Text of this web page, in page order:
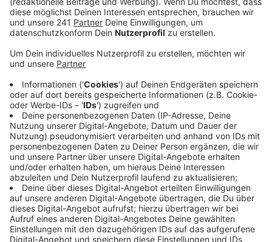
Bayer-Junioren sind gut drauf.
Veröffentlicht:Dienstag, 30.04.2024 13:27
Anzeige
Sie haben in der Saison bislang noch kein Ligaspiel
verloren und ihre Gruppe als Erster abgeschlossen. Das
Spiel startet um 13 Uhr 15 im Ulrich-Haberland-
Stadion, direkt neben der BayArena. Tickets gibt es im
Onlineshop, außerdem soll es eine Tageskasse geben.
Das Finale findet am xx statt. Für die U17 wäre es die
dritte Meisterschaft nach 19992 und 2016.
Anzeige